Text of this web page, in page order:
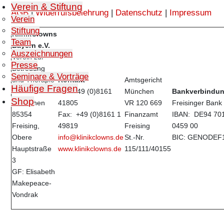
Verein & Stiftung
Verein
Stiftung
Team
Auszeichnungen
Presse
Seminare & Vorträge
Häufige Fragen
Shop
AGB|Widerrufsbelehrung Datenschutz Impressum
KlinikClowns
Bayern e.V.
Verein zur
Betreuung
und Therapie
kranker
Menschen
85354
Freising,
Obere
Hauptstraße
3
GF: Elisabeth
Makepeace-
Vondrak
Kontakt
Tel.: +49 (0)8161
41805
Fax: +49 (0)8161 1
49819
info@klinikclowns.de
www.klinikclowns.de
Amtsgericht
München
VR 120 669
Finanzamt
Freising
St.-Nr.
115/111/40155
Freisinger Bank
IBAN: DE94
0459 00
BIC: